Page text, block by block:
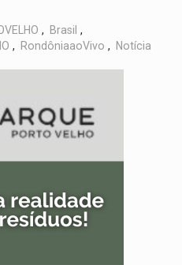
, Brasil ,
, RondôniaaoVivo , Notícia